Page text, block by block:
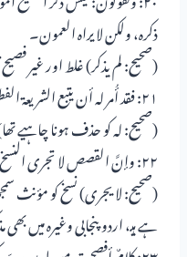
ذکرہ، ولکن لا یراہ العمون۔
(صحیح: لم یذکر) غلط اور غیر فصیح
۲۱: فقد أُمر لہ أن یتبع الشریعۃ الفطریۃ۔
(صحیح: لہ کو حذف ہونا چاہیے
۲۲: وإنَّ القصص لا تجری النسخ علیہا کما أنتم تقرُّون۔
(صحیح: لا یجری) نسخ کو مؤنث
ہے ہیـ، اردو پنجابی وغیرہ میں